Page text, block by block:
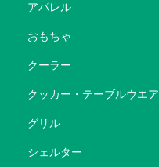
アパレル
おもちゃ
クーラー
クッカー・テーブルウエア
グリル
シェルター